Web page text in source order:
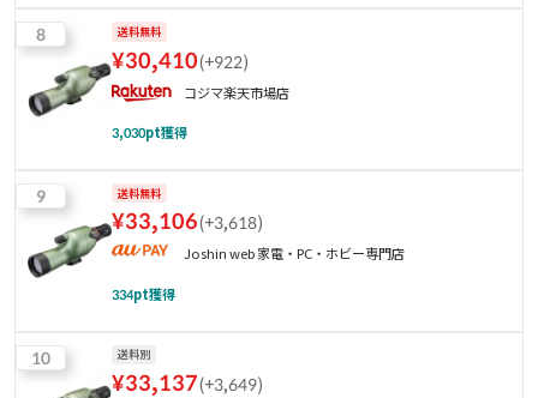
8 送料無料
¥30,410(+922)
コジマ楽天市場店
3,030pt獲得
9 送料無料
¥33,106(+3,618)
Joshin web 家電・PC・ホビー専門店
334pt獲得
10 送料別
¥33,137(+3,649)